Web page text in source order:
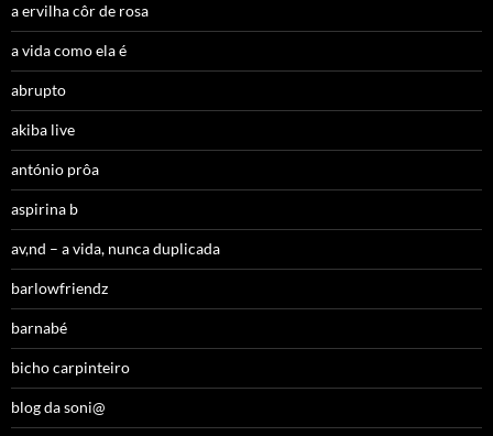
a ervilha côr de rosa
a vida como ela é
abrupto
akiba live
antónio prôa
aspirina b
av,nd – a vida, nunca duplicada
barlowfriendz
barnabé
bicho carpinteiro
blog da soni@